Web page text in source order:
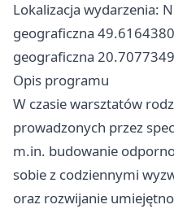
Lokalizacja wydarzenia:
geograficzna
geograficzna
Opis programu
W czasie warsztatów
prowadzonych przez
m.in. budowanie
sobie z codziennymi
oraz rozwijanie